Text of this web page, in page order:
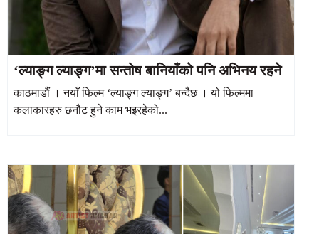
‘ल्याङ्ग ल्याङ्ग’मा सन्तोष बानियाँको पनि अभिनय रहने
काठमाडौं । नयाँ फिल्म ‘ल्याङ्ग ल्याङ्ग’ बन्दैछ । यो फिल्ममा
कलाकारहरु छनौट हुने काम भइरहेको...